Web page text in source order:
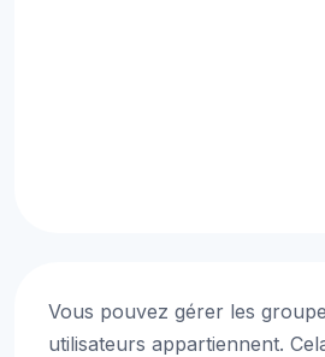
Vous pouvez gérer les
utilisateurs appartiennent.